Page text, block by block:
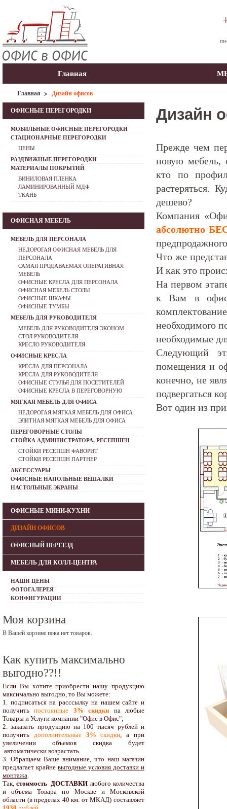
Главная
Главная Дизайн офисов
Дизайн
Прежде чем
новую мебель,
кто по
растеряться.
дешево?
Компания
абсолютно
Что же
И как это
На первом
к Вам в офис.
необходимого
необходимые
Следующий
помещения и
конечно, не
подвергаться
Вот один из
ОФИСНЫЕ ПЕРЕГОРОДКИ
МОБИЛЬНЫЕ ОФИСНЫЕ ПЕРЕГОРОДКИ
СТАЦИОНАРНЫЕ ПЕРЕГОРОДКИ
ЦЕНЫ
РАЗДВИЖНЫЕ ПЕРЕГОРОДКИ
МАТЕРИАЛЫ ПОКРЫТИЙ
ВИНИЛОВАЯ ПЛЕНКА
ЛАМИНИРОВАННЫЙ МДФ
ТКАНЬ
ОФИСНАЯ МЕБЕЛЬ
МЕБЕЛЬ ДЛЯ ПЕРСОНАЛА
НЕДОРОГАЯ ОФИСНАЯ МЕБЕЛЬ ДЛЯ
ПЕРСОНАЛА
САМАЯ ПРОДАВАЕМАЯ ОПЕРАТИВНАЯ
МЕБЕЛЬ
ОФИСНЫЕ КРЕСЛА ДЛЯ ПЕРСОНАЛА
ОФИСНАЯ МЕБЕЛЬ СТОЛЫ
ОФИСНЫЕ ШКАФЫ
ОФИСНЫЕ ТУМБЫ
МЕБЕЛЬ ДЛЯ РУКОВОДИТЕЛЯ
МЕБЕЛЬ ДЛЯ РУКОВОДИТЕЛЯ ЭКОНОМ
СТОЛ РУКОВОДИТЕЛЯ
КРЕСЛО РУКОВОДИТЕЛЯ
ОФИСНЫЕ КРЕСЛА
КРЕСЛА ДЛЯ ПЕРСОНАЛА
КРЕСЛА ДЛЯ РУКОВОДИТЕЛЯ
ОФИСНЫЕ СТУЛЬЯ ДЛЯ ПОСЕТИТЕЛЕЙ
ОФИСНЫЕ КРЕСЛА В ПЕРЕГОВОРНУЮ
МЯГКАЯ МЕБЕЛЬ ДЛЯ ОФИСА
НЕДОРОГАЯ МЯГКАЯ МЕБЕЛЬ ДЛЯ ОФИСА
ЭЛИТНАЯ МЯГКАЯ МЕБЕЛЬ ДЛЯ ОФИСА
ПЕРЕГОВОРНЫЕ СТОЛЫ
СТОЙКА АДМИНИСТРАТОРА, РЕСЕПШЕН
СТОЙКИ РЕСЕПШН ФАВОРИТ
СТОЙКИ РЕСЕПШН ПАРТНЕР
АКСЕССУАРЫ
ОФИСНЫЕ НАПОЛЬНЫЕ ВЕШАЛКИ
НАСТОЛЬНЫЕ ЭКРАНЫ
ОФИСНЫЕ МИНИ-КУХНИ
ДИЗАЙН ОФИСОВ
ОФИСНЫЙ ПЕРЕЕЗД
МЕБЕЛЬ ДЛЯ КОЛЛ-ЦЕНТРА
НАШИ ЦЕНЫ
ФОТОГАЛЕРЕЯ
КОНФИГУРАЦИИ
Моя корзина
В Вашей корзине пока нет товаров.
Как купить максимально
выгодно??!!
Если Вы хотите приобрести нашу продукцию
максимально выгодно, то Вы можете:
1. подписаться на расссылку на нашем сайте и
получитьпостоянные 3% скидки на любые
Товары и Услуги компании "Офис в Офис";
2. заказать продукцию на 100 тысяч рублей и
получить дополнительные3% скидки, а при
увеличении объемов скидка будет
автоматически возрастать.
3. Обращаем Ваше внимание, что наш магазин
предлагает крайне выгодные условия доставки и
монтажа.
Так, стоимость ДОСТАВКИлюбого количества
и объема Товара по Москве и Московской
области (в пределах 40 км. от МКАД) составляет